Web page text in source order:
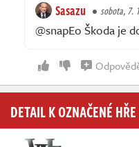
Sasazu sobota, 7.
@snapEo Škoda je
DETAIL K OZNAČENÉ HŘE